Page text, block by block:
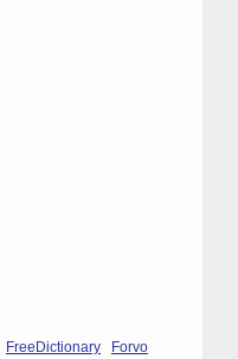
FreeDictionary Forvo